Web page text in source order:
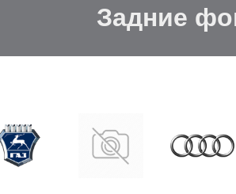
Задние